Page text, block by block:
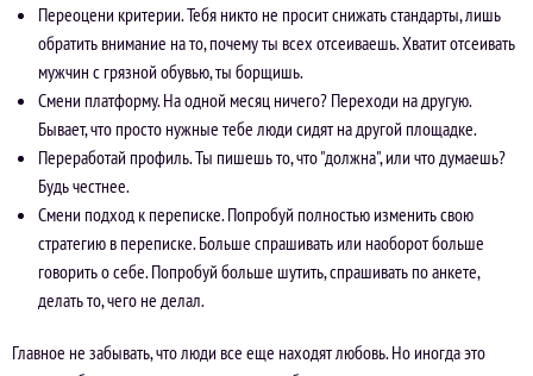
Переоцени критерии. Тебя никто не просит снижать стандарты, лишь
обратить внимание на то, почему ты всех отсеиваешь. Хватит отсеивать
мужчин с грязной обувью, ты борщишь.
Смени платформу. На одной месяц ничего? Переходи на другую.
Бывает, что просто нужные тебе люди сидят на другой площадке.
Переработай профиль. Ты пишешь то, что "должна", или что думаешь?
Будь честнее.
Смени подход к переписке. Попробуй полностью изменить свою
стратегию в переписке. Больше спрашивать или наоборот больше
говорить о себе. Попробуй больше шутить, спрашивать по анкете,
делать то, чего не делал.
Главное не забывать, что люди все еще находят любовь. Но иногда это